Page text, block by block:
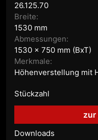
26.125.70
Breite:
1530 mm
Abmessungen:
1530 x 750 mm (BxT)
Merkmale:
Höhenverstellung mit
Stückzahl
zur
Downloads